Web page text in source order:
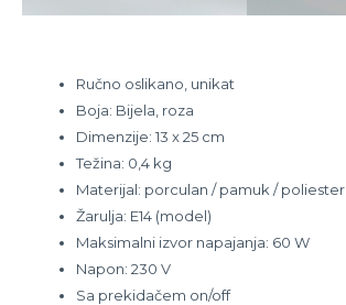
Ručno oslikano, unikat
Boja: Bijela, roza
Dimenzije: 13 x 25 cm
Težina: 0,4 kg
Materijal: porculan / pamuk / poliester
Žarulja: E14 (model)
Maksimalni izvor napajanja: 60 W
Napon: 230 V
Sa prekidačem on/off